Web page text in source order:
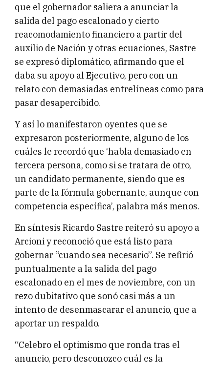
que el gobernador saliera a anunciar la
salida del pago escalonado y cierto
reacomodamiento financiero a partir del
auxilio de Nación y otras ecuaciones, Sastre
se expresó diplomático, afirmando que el
daba su apoyo al Ejecutivo, pero con un
relato con demasiadas entrelíneas como para
pasar desapercibido.
Y así lo manifestaron oyentes que se
expresaron posteriormente, alguno de los
cuáles le recordó que ‘habla demasiado en
tercera persona, como si se tratara de otro,
un candidato permanente, siendo que es
parte de la fórmula gobernante, aunque con
competencia específica’, palabra más menos.
En síntesis Ricardo Sastre reiteró su apoyo a
Arcioni y reconoció que está listo para
gobernar “cuando sea necesario”. Se refirió
puntualmente a la salida del pago
escalonado en el mes de noviembre, con un
rezo dubitativo que sonó casi más a un
intento de desenmascarar el anuncio, que a
aportar un respaldo.
“Celebro el optimismo que ronda tras el
anuncio, pero desconozco cuál es la